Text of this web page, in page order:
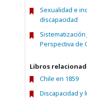
Sexualidad e
discapacidad
Perspectiva de
Libros
Chile en 1859
Discapacidad y